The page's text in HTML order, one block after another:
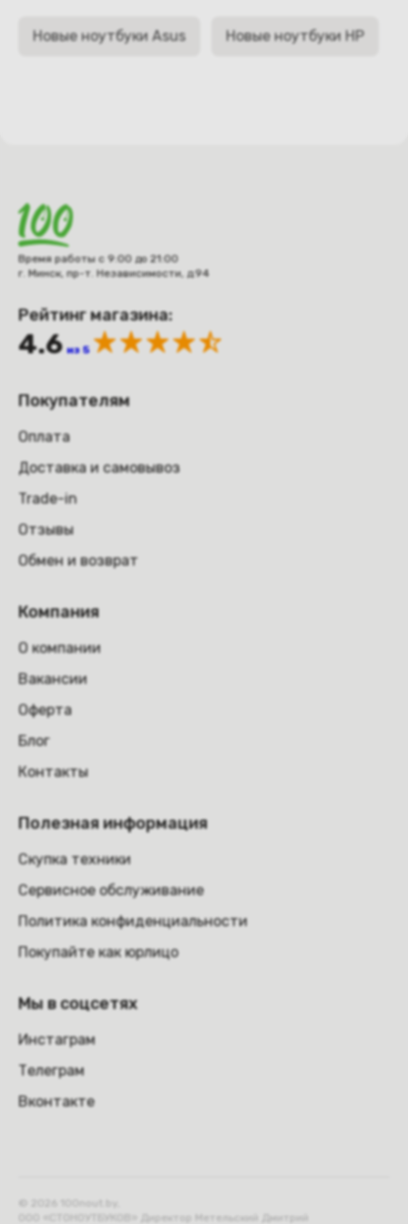
Новые ноутбуки Asus Новые ноутбуки HP
Время работы с 9:00 до 21:00
г. Минск, пр-т. Независимости, д.94
Рейтинг магазина:
4.6 из 5
Покупателям
Оплата
Доставка и самовывоз
Trade-in
Отзывы
Обмен и возврат
Компания
О компании
Вакансии
Оферта
Блог
Контакты
Полезная информация
Скупка техники
Сервисное обслуживание
Политика конфиденциальности
Покупайте как юрлицо
Мы в соцсетях
Инстаграм
Телеграм
Вконтакте
ООО «СТОНОУТБУКОВ» Директор Метельский Дмитрий